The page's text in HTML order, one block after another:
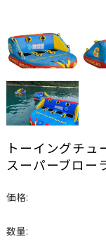
トーイングチ
スーパーブロ
価格:
数量: